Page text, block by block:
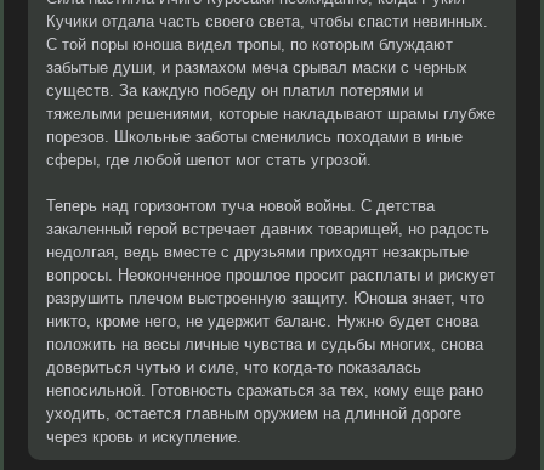
Кучики отдала часть своего света, чтобы спасти невинных.
С той поры юноша видел тропы, по которым блуждают
забытые души, и размахом меча срывал маски с черных
существ. За каждую победу он платил потерями и
тяжелыми решениями, которые накладывают шрамы глубже
порезов. Школьные заботы сменились походами в иные
сферы, где любой шепот мог стать угрозой.
Теперь над горизонтом туча новой войны. С детства
закаленный герой встречает давних товарищей, но радость
недолгая, ведь вместе с друзьями приходят незакрытые
вопросы. Неоконченное прошлое просит расплаты и рискует
разрушить плечом выстроенную защиту. Юноша знает, что
никто, кроме него, не удержит баланс. Нужно будет снова
положить на весы личные чувства и судьбы многих, снова
довериться чутью и силе, что когда-то показалась
непосильной. Готовность сражаться за тех, кому еще рано
уходить, остается главным оружием на длинной дороге
через кровь и искупление.